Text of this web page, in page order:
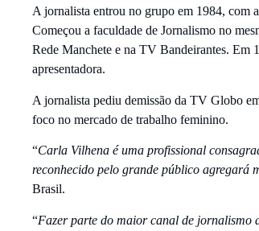
A jornalista entrou no grupo em 1984, com
Começou a faculdade de Jornalismo no
Rede Manchete e na TV Bandeirantes. Em
apresentadora.
A jornalista pediu demissão da TV Globo
foco no mercado de trabalho feminino.
“Carla Vilhena é uma profissional
reconhecido pelo grande público agregará
Brasil.
“Fazer parte do maior canal de jornalismo